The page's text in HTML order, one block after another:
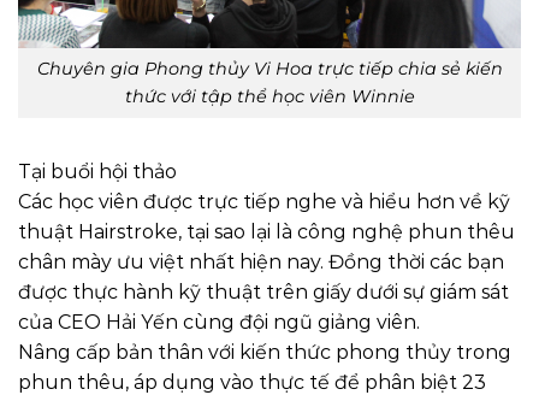
Chuyên gia Phong thủy Vi Hoa trực tiếp chia sẻ kiến
thức với tập thể học viên Winnie
Tại buổi hội thảo
Các học viên được trực tiếp nghe và hiểu hơn về kỹ
thuật Hairstroke, tại sao lại là công nghệ phun thêu
chân mày ưu việt nhất hiện nay. Đồng thời các bạn
được thực hành kỹ thuật trên giấy dưới sự giám sát
của CEO Hải Yến cùng đội ngũ giảng viên.
Nâng cấp bản thân với kiến thức phong thủy trong
phun thêu, áp dụng vào thực tế để phân biệt 23